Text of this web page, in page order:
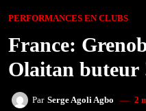
PERFORMANCES EN CLUBS
France:
Olaitan buteur
Par Serge Agoli Agbo 2